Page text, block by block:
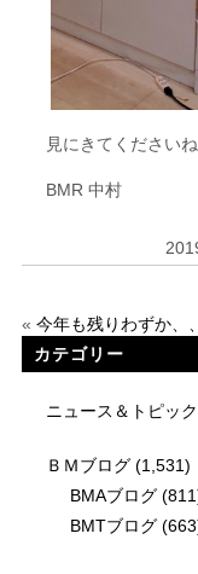
見にきてください
BMR 中村
« 今年も残りわずか、
カテゴリー
ニュース＆トピッ
ＢＭブログ(1,531)
BMAブログ
BMTブログ